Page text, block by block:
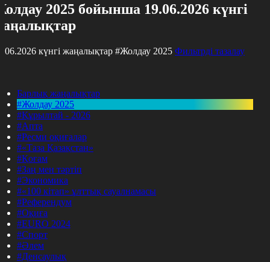
2025 бойынша 19.06.2026 күнгі
күнгі жаңалықтар #Жолдау 2025 Фильтрді тазалау
Барлық жаңалықтар
#Жолдау 2025
#Құрылтай - 2026
#Апта
#Ресми оқиғалар
#«Таза Қазақстан»
#Қоғам
#Заң мен тәртіп
#Экономика
#«100 кітап» ұлттық сауалнамасы
#Референдум
#Оқиға
#EURO 2024
#Спорт
#Әлем
#Денсаулық